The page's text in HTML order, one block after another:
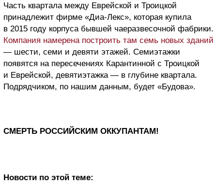
Часть квартала между Еврейской и Троицкой
принадлежит фирме «Диа-Лекс», которая купила
в 2015 году корпуса бывшей чаеразвесочной фабрики.
Компания намерена построить там семь новых зданий
— шести, семи и девяти этажей. Семиэтажки
появятся на пересечениях Карантинной с Троицкой
и Еврейской, девятиэтажка — в глубине квартала.
Подрядчиком, по нашим данным, будет «Будова».
СМЕРТЬ РОССИЙСКИМ ОККУПАНТАМ!
Новости по этой теме: